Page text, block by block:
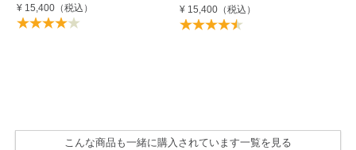
¥ 15,400（税込）
¥ 15,400 （税込）
こんな商品も一緒に購入されています一覧を見る